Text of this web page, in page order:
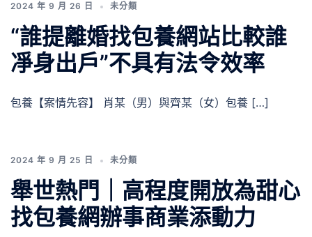
2024 年 9 月 26 日 未分類
“誰提離婚找包養網站比較誰
凈身出戶”不具有法令效率
包養【案情先容】 肖某（男）與齊某（女）包養 […]
2024 年 9 月 25 日 未分類
舉世熱門｜高程度開放為甜心
找包養網辦事商業添動力